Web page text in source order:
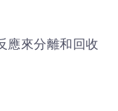
應來分離和回收